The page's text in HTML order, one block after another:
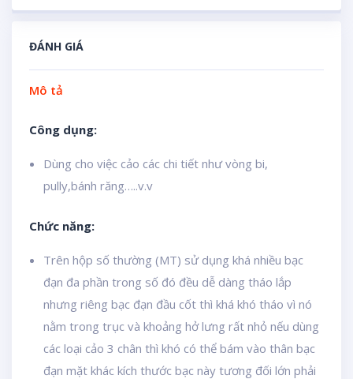
ĐÁNH GIÁ
Mô tả
Công dụng:
Dùng cho việc cảo các chi tiết như vòng bi,
pully,bánh răng…..v.v
Chức năng:
Trên hộp số thường (MT) sử dụng khá nhiều bạc
đạn đa phần trong số đó đều dễ dàng tháo lắp
nhưng riêng bạc đạn đầu cốt thì khá khó tháo vì nó
nằm trong trục và khoảng hở lưng rất nhỏ nếu dùng
các loại cảo 3 chân thì khó có thể bám vào thân bạc
đạn mặt khác kích thước bạc này tương đối lớn phải